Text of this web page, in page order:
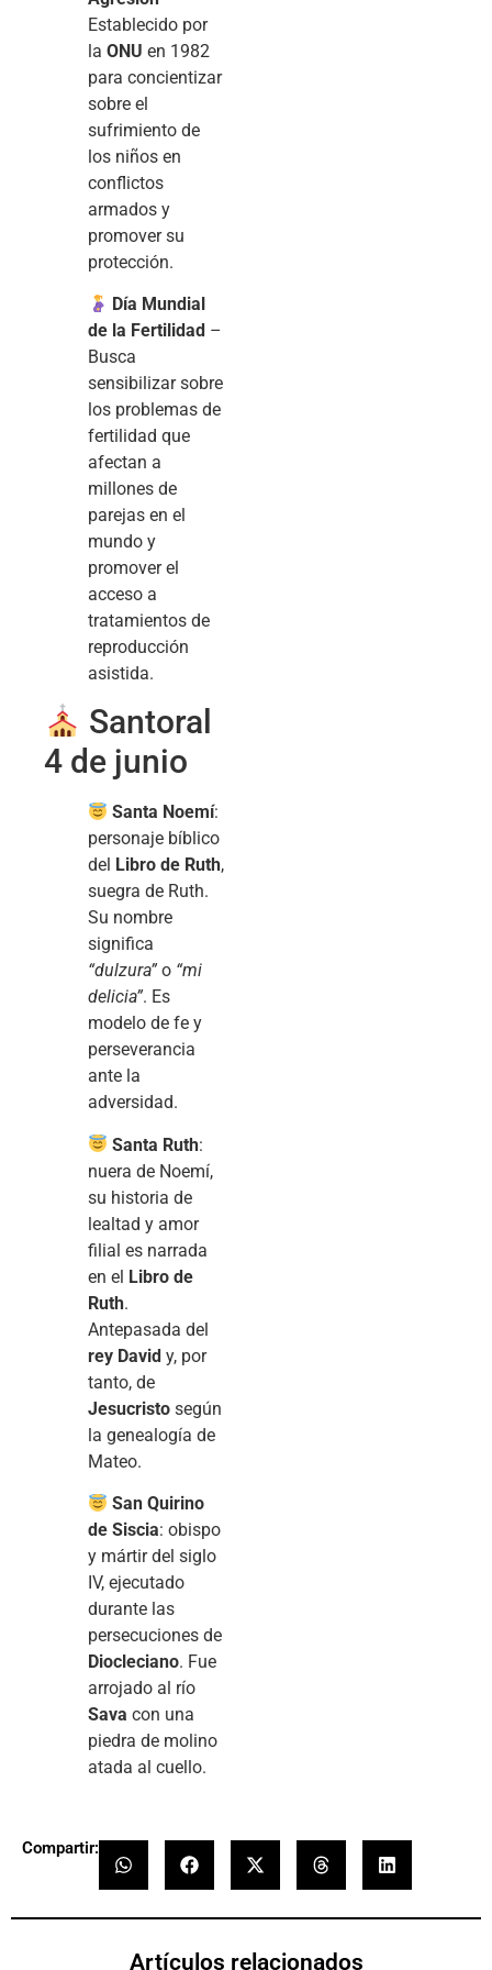
Establecido por
la ONU en 1982
para concientizar
sobre el
sufrimiento de
los niños en
conflictos
armados y
promover su
protección.
Día Mundial
de la Fertilidad –
Busca
sensibilizar sobre
los problemas de
fertilidad que
afectan a
millones de
parejas en el
mundo y
promover el
acceso a
tratamientos de
reproducción
asistida.
Santoral
4 de junio
Santa Noemí:
personaje bíblico
del Libro de Ruth,
suegra de Ruth.
Su nombre
significa
“dulzura” o “mi
delicia”. Es
modelo de fe y
perseverancia
ante la
adversidad.
Santa Ruth:
nuera de Noemí,
su historia de
lealtad y amor
filial es narrada
en el Libro de
Ruth.
Antepasada del
rey David y, por
tanto, de
Jesucristo según
la genealogía de
Mateo.
San Quirino
de Siscia: obispo
y mártir del siglo
IV, ejecutado
durante las
persecuciones de
Diocleciano. Fue
arrojado al río
Sava con una
piedra de molino
atada al cuello.
Compartir:
Artículos relacionados